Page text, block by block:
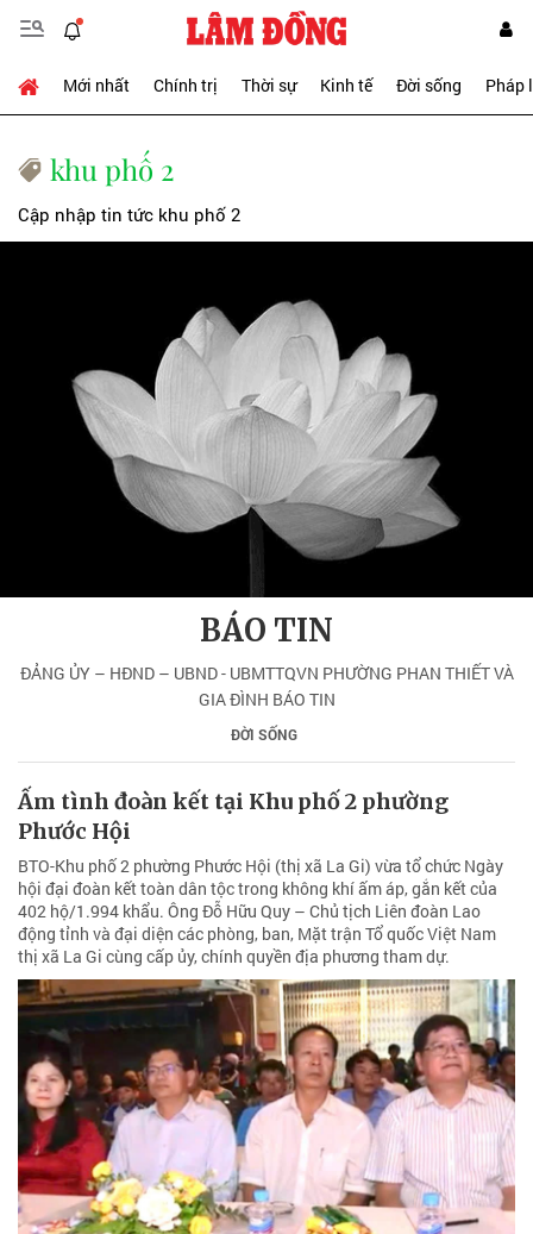
Mới nhất Chính trị Thời sự Kinh tế Đời sống Pháp
khu phố 2
Cập nhập tin tức khu phố 2
BÁO TIN
ĐẢNG ỦY – HĐND – UBND - UBMTTQVN PHƯỜNG PHAN THIẾT VÀ
GIA ĐÌNH BÁO TIN
ĐỜI SỐNG
Ấm tình đoàn kết tại Khu phố 2 phường
Phước Hội
BTO-Khu phố 2 phường Phước Hội (thị xã La Gi) vừa tổ chức Ngày
hội đại đoàn kết toàn dân tộc trong không khí ấm áp, gắn kết của
402 hộ/1.994 khẩu. Ông Đỗ Hữu Quy – Chủ tịch Liên đoàn Lao
động tỉnh và đại diện các phòng, ban, Mặt trận Tổ quốc Việt Nam
thị xã La Gi cùng cấp ủy, chính quyền địa phương tham dự.